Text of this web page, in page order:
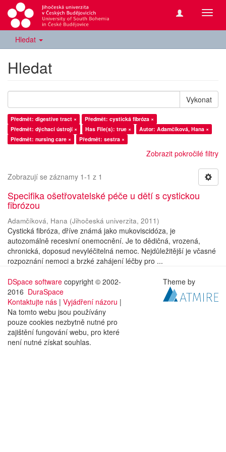
Hledat
Hledat
Vykonat
Předmět: digestive tract ×
Předmět: cystická fibróza ×
Předmět: dýchací ústrojí ×
Has File(s): true ×
Autor: Adamčíková, Hana ×
Předmět: nursing care ×
Předmět: sestra ×
Zobrazit pokročilé filtry
Zobrazují se záznamy 1-1 z 1
Specifika ošetřovatelské péče u dětí s cystickou
fibrózou
Adamčíková, Hana (Jihočeská univerzita, 2011)
Cystická fibróza, dříve známá jako mukoviscidóza, je
autozomálně recesivní onemocnění. Je to dědičná, vrozená,
chronická, doposud nevyléčitelná nemoc. Nejdůležitější je včasné
rozpoznání nemoci a brzké zahájení léčby pro ...
DSpace software copyright © 2002-
2016 DuraSpace
Kontaktujte nás | Vyjádření názoru |
Na tomto webu jsou používány
pouze cookies nezbytně nutné pro
zajištění fungování webu, pro které
není nutné získat souhlas.
Theme by